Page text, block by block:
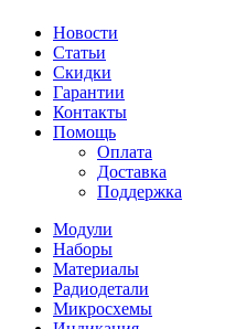
Новости
Статьи
Скидки
Гарантии
Контакты
Помощь
Оплата
Доставка
Поддержка
Модули
Наборы
Материалы
Радиодетали
Микросхемы